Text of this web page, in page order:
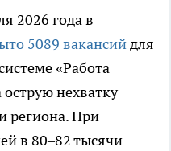
2026 года в
5089 вакансийдля
«Работа
острую нехватку
региона. При
в 80–82 тысячи